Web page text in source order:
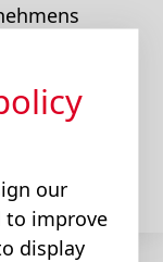
Standards
und
bieten.
our
to improve
display